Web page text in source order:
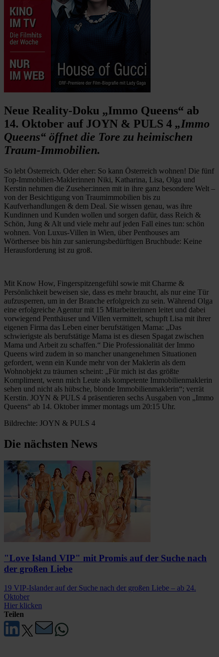
Neue Reality-Doku „Immo Queens“ ab
14. Oktober auf JOYN & PULS 4 „Immo
Queens“ öffnet die Tore zu heimischen
Traum-Immobilien.
So lebt Österreich. Oder eher: So kann Österreich wohnen! Die fünf
Top-Immobilien-Maklerinnen Niki, Katharina, Lisa, Olga und
Kerstin nehmen die Zuseher:innen mit in ihre ganz besondere Welt –
von der Besichtigung von Traumimmobilien bis zu
Kaufverhandlungen & dem Deal. Sie wissen genau, was ihre
Kundinnen und Kunden wollen und sorgen dafür, dass Reich &
Schön, Jung & Alt und viele mehr auf jeden Fall eines tun: schön
wohnen. Von Luxus-Villen in Wien, über Penthouses am
Wörthersee bis hin zur sanierungsbedürftigen Bruchbude: Keine
Herausforderung ist zu groß.
Mit Know How, Fingerspitzengefühl sowie mit Charme &
Persönlichkeit beweisen sie, dass es mehr braucht, als nur eine Tür
aufzusperren, um in der Branche erfolgreich zu sein. Während Olga
eine erfolgreiche Agentur mit 15 Mitarbeiterinnen leitet und dabei
vorwiegend Penthäuser und Villen vermittelt, schupft Lisa mit ihrer
eigenen Firma das Leben einer berufstätigen Mama: „Das
schwierigste als berufstätige Mama ist es diesen Spagat zwischen
Mama und Arbeit zu schaffen.“ Die Professionalität der Immo
Queens wird zudem in so mancher unangenehmen Situationen
gefordert, wenn ein Kunde mehr von der Maklerin als dem
Wohnobjekt zu träumen scheint: „Für mich ist das größte
Kompliment, wenn mich Leute als kompetente Immobilienmaklerin
sehen und nicht als hübsche, blonde Immobilienmaklerin“; verrät
Kerstin. JOYN & PULS 4 präsentieren sechs Ausgaben von „Immo
Queens“ ab 14. Oktober immer montags um 20:15 Uhr.
Bildrechte: JOYN & PULS 4
Die nächsten News
"Love Island VIP" mit Promis auf der Suche nach
der großen Liebe
19 VIP-Islander auf der Suche nach der großen Liebe – ab 24.
Oktober
Hier klicken
Teilen